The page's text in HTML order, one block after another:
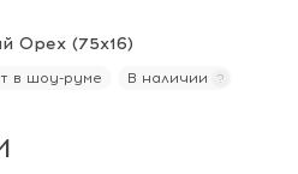
Орех (75х16)
в шоу-руме В наличии